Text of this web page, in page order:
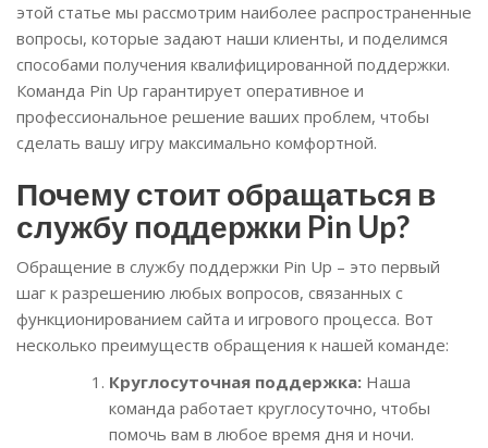
этой статье мы рассмотрим наиболее распространенные
вопросы, которые задают наши клиенты, и поделимся
способами получения квалифицированной поддержки.
Команда Pin Up гарантирует оперативное и
профессиональное решение ваших проблем, чтобы
сделать вашу игру максимально комфортной.
Почему стоит обращаться в
службу поддержки Pin Up?
Обращение в службу поддержки Pin Up – это первый
шаг к разрешению любых вопросов, связанных с
функционированием сайта и игрового процесса. Вот
несколько преимуществ обращения к нашей команде:
Круглосуточная поддержка: Наша
команда работает круглосуточно, чтобы
помочь вам в любое время дня и ночи.